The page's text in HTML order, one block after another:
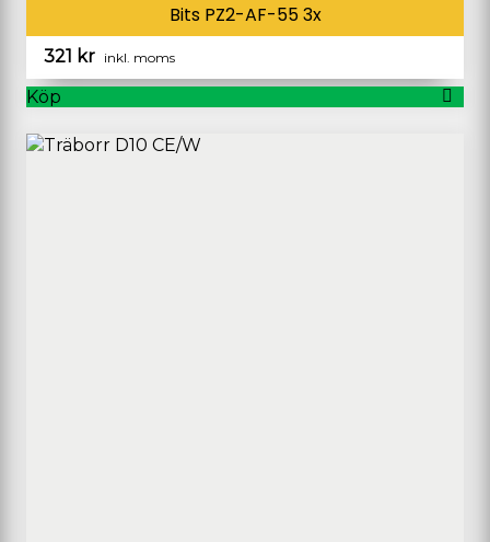
Bits PZ2-AF-55 3x
321 kr inkl. moms
Köp